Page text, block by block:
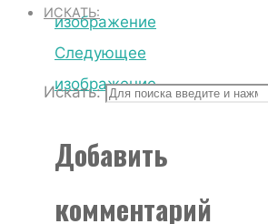
ИСКАТЬ:
Искать:
изображение
Следующее
изображение
Добавить
комментарий